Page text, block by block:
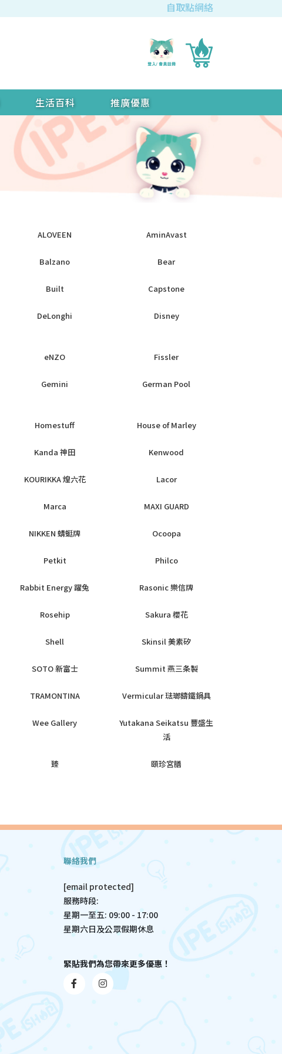
自取點網絡
生活百科 推廣優惠
ALOVEEN AminAvast
Balzano Bear
Built Capstone
DeLonghi Disney
eNZO Fissler
Gemini German Pool
Homestuff House of Marley
Kanda 神田 Kenwood
KOURIKKA 煌六花 Lacor
Marca MAXI GUARD
NIKKEN 蜻蜓牌 Ocoopa
Petkit Philco
Rabbit Energy 躍兔 Rasonic 樂信牌
Rosehip Sakura 櫻花
Shell Skinsil 美素矽
SOTO 新富士 Summit 燕三条製
TRAMONTINA Vermicular 琺瑯鑄鐵鍋具
Wee Gallery
Yutakana Seikatsu 豐盛生
活
臻 頤珍宮膳
聯絡我們
[email protected]
服務時段:
星期一至五: 09:00 - 17:00
星期六日及公眾假期休息
緊貼我們為您帶來更多優惠！